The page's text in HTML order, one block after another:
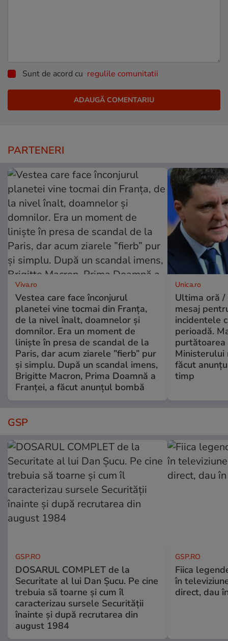
Sunt de acord cu regulile comunitatii
PARTENERI
Viva.ro
Vestea care face înconjurul
planetei vine tocmai din Franța,
de la nivel înalt, doamnelor și
domnilor. Era un moment de
liniște în presa de scandal de la
Paris, dar acum ziarele ”fierb” pur
și simplu. După un scandal imens,
Brigitte Macron, Prima Doamnă a
Franței, a făcut anunțul bombă
Unica.ro
Ultima oră /
mesaj
incidentele
perioadă.
purtătoarea
Ministerului
făcut
timp
GSP
GSP.RO
DOSARUL COMPLET de la
Securitate al lui Dan Șucu. Pe cine
trebuia să toarne și cum îl
caracterizau sursele Securității
înainte și după recrutarea din
august 1984
GSP.RO
Fiica
în
direct, dau